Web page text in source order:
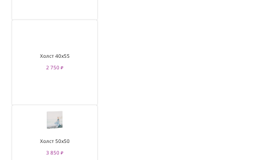
Холст 40х55
2 750 ₽
Холст 50х50
3 850 ₽